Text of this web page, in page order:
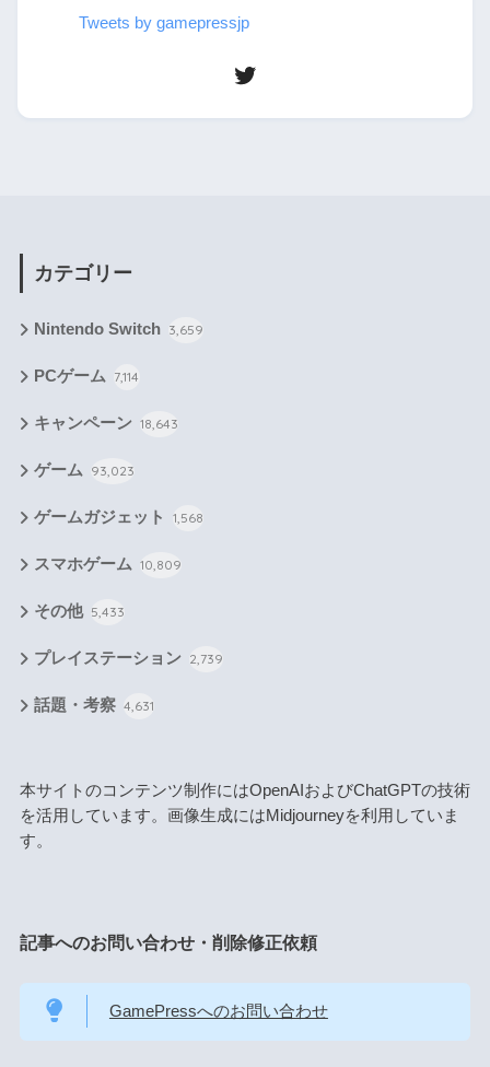
Tweets by gamepressjp
カテゴリー
Nintendo Switch 3,659
PCゲーム 7,114
キャンペーン 18,643
ゲーム 93,023
ゲームガジェット 1,568
スマホゲーム 10,809
その他 5,433
プレイステーション 2,739
話題・考察 4,631
本サイトのコンテンツ制作にはOpenAIおよびChatGPTの技術
を活用しています。画像生成にはMidjourneyを利用していま
す。
記事へのお問い合わせ・削除修正依頼
GamePressへのお問い合わせ